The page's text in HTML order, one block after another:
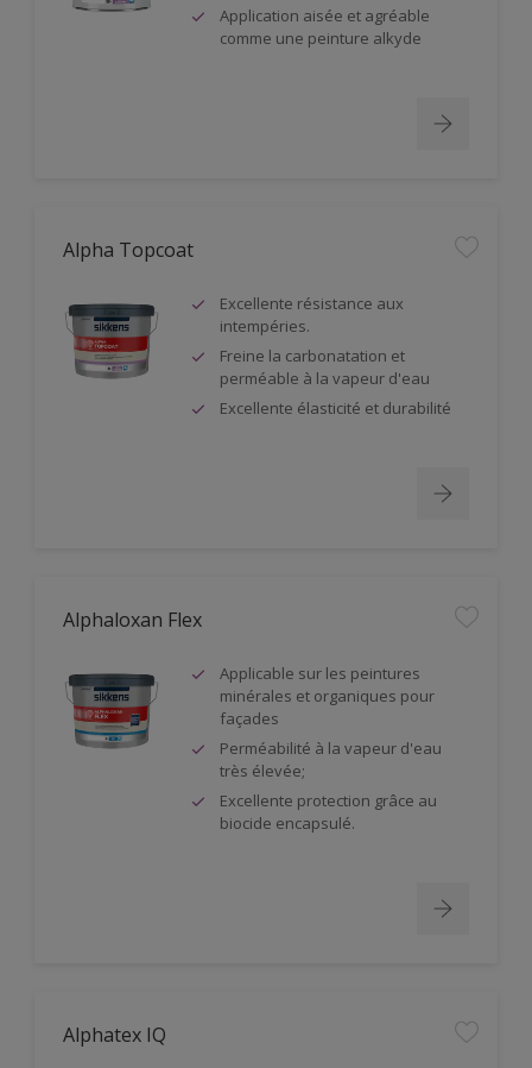
Application aisée et agréable
comme une peinture alkyde
Alpha Topcoat
Excellente résistance aux
intempéries.
Freine la carbonatation et
perméable à la vapeur d'eau
Excellente élasticité et durabilité
Alphaloxan Flex
Applicable sur les peintures
minérales et organiques pour
façades
Perméabilité à la vapeur d'eau
très élevée;
Excellente protection grâce au
biocide encapsulé.
Alphatex IQ